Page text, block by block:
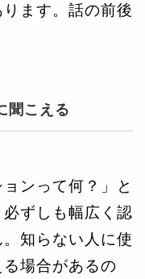
ます。話の前後
聞こえる
ンって何？」と
ずしも幅広く認
知らない人に使
場合があるの